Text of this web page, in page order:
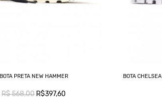
BOTA PRETA NEW HAMMER
R$ 568,00R$397,60
BOTA